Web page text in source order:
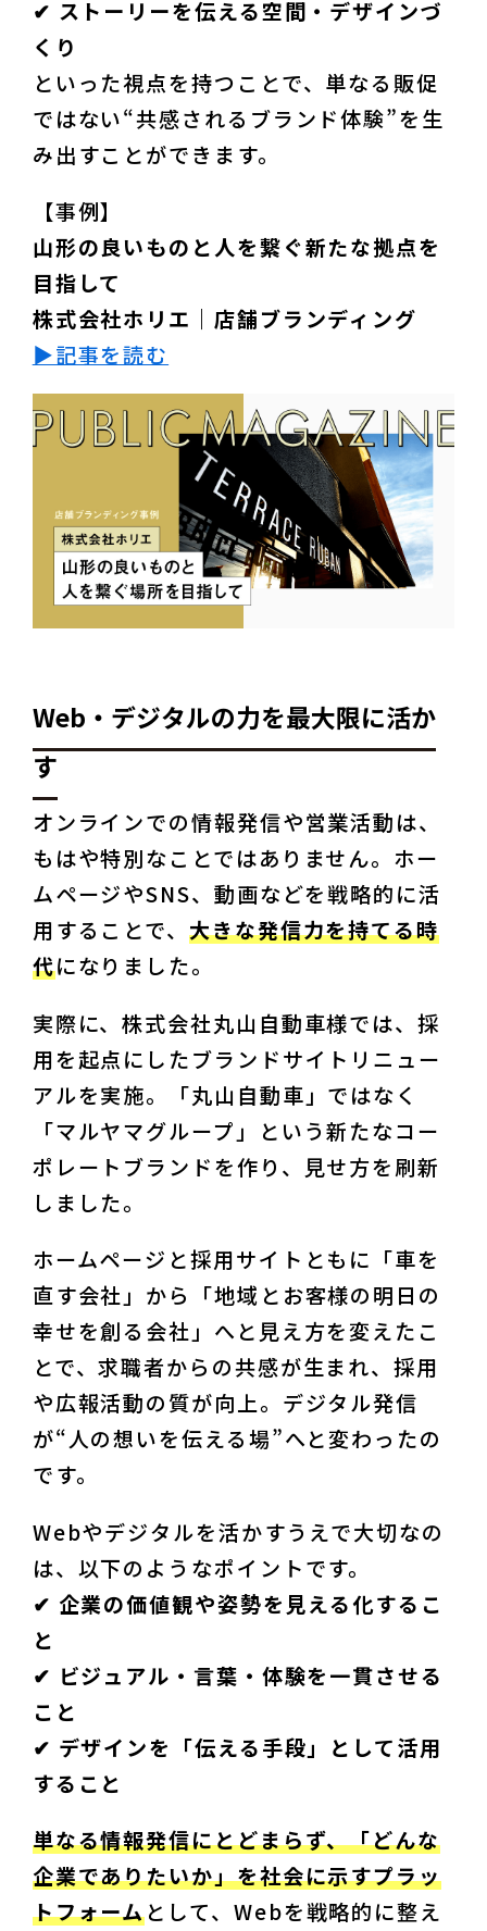
✔︎ ストーリーを伝える空間・デザインづ
くり
といった視点を持つことで、単なる販促
ではない“共感されるブランド体験”を生
み出すことができます。
山形の良いものと人を繋ぐ新たな拠点を
目指して
株式会社ホリエ｜店舗ブランディング
▶︎記事を読む
Web・デジタルの力を最大限に活か
す
オンラインでの情報発信や営業活動は、
もはや特別なことではありません。ホー
ムページやSNS、動画などを戦略的に活
用することで、大きな発信力を持てる時
代になりました。
実際に、株式会社丸山自動車様では、採
用を起点にしたブランドサイトリニュー
アルを実施。「丸山自動車」ではなく
「マルヤマグループ」という新たなコー
ポレートブランドを作り、見せ方を刷新
しました。
ホームページと採用サイトともに「車を
直す会社」から「地域とお客様の明日の
幸せを創る会社」へと見え方を変えたこ
とで、求職者からの共感が生まれ、採用
や広報活動の質が向上。デジタル発信
が“人の想いを伝える場”へと変わったの
です。
Webやデジタルを活かすうえで大切なの
は、以下のようなポイントです。
✔︎ 企業の価値観や姿勢を見える化するこ
と
✔︎ ビジュアル・言葉・体験を一貫させる
こと
✔︎ デザインを「伝える手段」として活用
すること
単なる情報発信にとどまらず、「どんな
企業でありたいか」を社会に示すプラッ
トフォームとして、Webを戦略的に整え